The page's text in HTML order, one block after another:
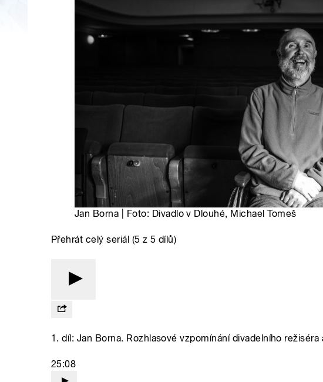
Jan Borna | Foto: Divadlo v Dlouhé, Michael Tomeš
Přehrát celý seriál (5 z 5 dílů)
1. díl: Jan Borna. Rozhlasové vzpomínání divadelního režiséra
25:08